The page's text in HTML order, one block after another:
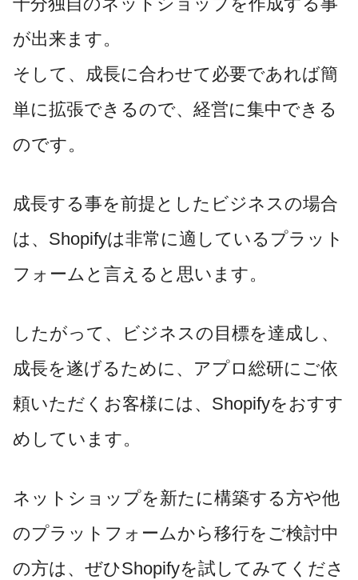
が出来ます。
そして、成長に合わせて必要であれば簡
単に拡張できるので、経営に集中できる
のです。
成長する事を前提としたビジネスの場合
は、Shopifyは非常に適しているプラット
フォームと言えると思います。
したがって、ビジネスの目標を達成し、
成長を遂げるために、アプロ総研にご依
頼いただくお客様には、Shopifyをおすす
めしています。
ネットショップを新たに構築する方や他
のプラットフォームから移行をご検討中
の方は、ぜひShopifyを試してみてくださ